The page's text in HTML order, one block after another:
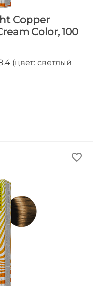
Copper
Color, 100
(цвет: светлый